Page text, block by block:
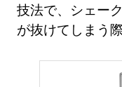
技法で、シェー
が抜けてしまう